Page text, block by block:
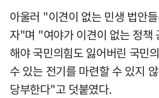
아울러 "이견이 없는 민생 법안
자"며 "여야가 이견이 없는 정책
해야 국민의힘도 잃어버린 국민
수 있는 전기를 마련할 수 있지
당부한다"고 덧붙였다.